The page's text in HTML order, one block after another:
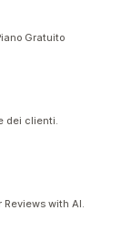
Gratuito
dei clienti.
Reviews with AI.